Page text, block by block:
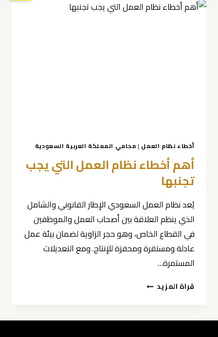
أخطاء نظام العمل | محامي المملكة العربية السعودية
أهم أخطاء نظام العمل التي يجب
تجنبها
يُعد نظام العمل السعودي الإطار القانوني والشامل
الذي ينظم العلاقة بين أصحاب العمل والموظفين
في القطاع الخاص، وهو حجر الزاوية لضمان بيئة عمل
عادلة ومستقرة ومحفزة للإنتاج. ومع التعديلات
المستمرة…
قراة المزيد أهم
العمل